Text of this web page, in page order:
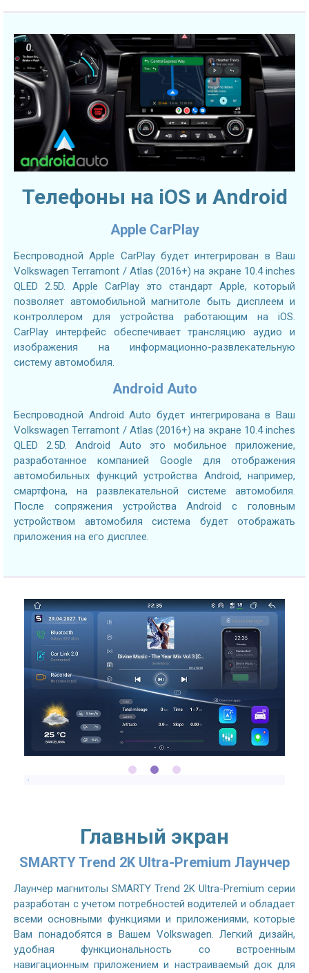
Телефоны на iOS и Android
Apple CarPlay
Беспроводной Apple CarPlay будет интегрирован в Ваш
Volkswagen Terramont / Atlas (2016+) на экране 10.4 inches
QLED 2.5D. Apple CarPlay это стандарт Apple, который
позволяет автомобильной магнитоле быть дисплеем и
контроллером для устройства работающим на iOS.
CarPlay интерфейс обеспечивает трансляцию аудио и
изображения на информационно-развлекательную
систему автомобиля.
Android Auto
Беспроводной Android Auto будет интегрирована в Ваш
Volkswagen Terramont / Atlas (2016+) на экране 10.4 inches
QLED 2.5D. Android Auto это мобильное приложение,
разработанное компанией Google для отображения
автомобильных функций устройства Android, например,
смартфона, на развлекательной системе автомобиля.
После сопряжения устройства Android с головным
устройством автомобиля система будет отображать
приложения на его дисплее.
2.7GHZ CPU
Главный экран
SMARTY Trend 2K Ultra-Premium Лаунчер
Лаунчер магнитолы SMARTY Trend 2K Ultra-Premium серии
разработан с учетом потребностей водителей и обладает
всеми основными функциями и приложениями, которые
Вам понадобятся в Вашем Volkswagen. Легкий дизайн,
удобная функциональность со встроенным
навигационным приложением и настраиваемый док для